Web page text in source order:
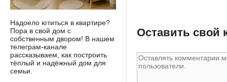
Оставить свой
Надоело ютиться в квартире?
Пора в свой дом с
собственным двором! В нашем
телеграм-канале
рассказываем, как построить
тёплый и надёжный дом для
семьи.